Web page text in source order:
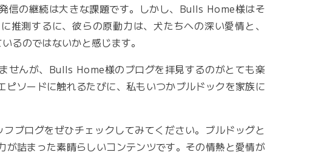
信の継続は大きな課題です。しかし、Bulls Home様はそ
推測するに、彼らの原動力は、犬たちへの深い愛情と、
るのではないかと感じます。
せんが、Bulls Home様のブログを拝見するのがとても楽
ピソードに触れるたびに、私もいつかブルドックを家族に
ブログをぜひチェックしてみてください。ブルドッグと
が詰まった素晴らしいコンテンツです。その情熱と愛情が